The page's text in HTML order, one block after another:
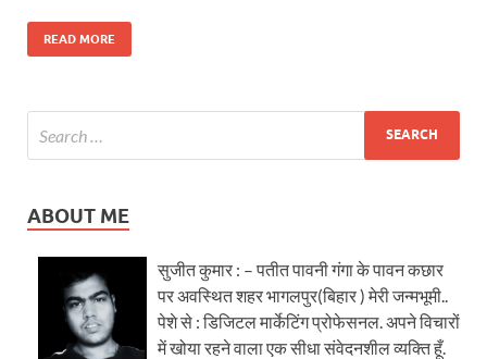
READ MORE
ABOUT ME
सुजीत कुमार : – पतीत पावनी गंगा के पावन कछार
पर अवस्थित शहर भागलपुर(बिहार ) मेरी जन्मभूमी..
पेशे से : डिजिटल मार्केटिंग प्रोफेसनल. अपने विचारों
में खोया रहने वाला एक सीधा संवेदनशील व्यक्ति हूँ.